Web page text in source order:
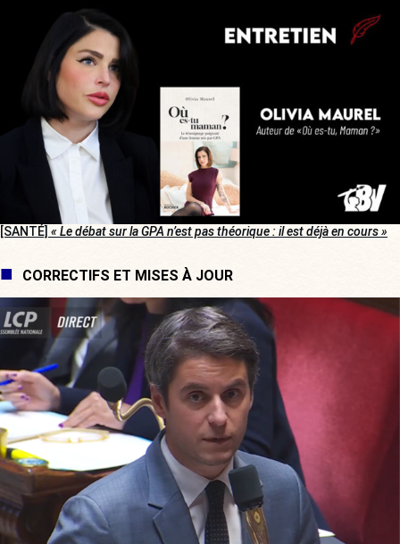
[SANTÉ] « Le débat sur la GPA n’est pas théorique : il est déjà en cours »
CORRECTIFS ET MISES À JOUR